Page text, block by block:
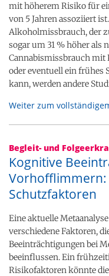
mit höherem Risiko für
von 5 Jahren assoziiert
Alkoholmissbrauch, der
sogar um 31 % höher als
Cannabismissbrauch mit
oder eventuell ein frühes
kann, werden andere
Weiter zum
Begleit- und
Kognitive
Vorhofflimmern:
Schutzfaktoren
Eine aktuelle
verschiedene Faktoren,
Beeinträchtigungen bei
beeinflussen. Ein
Risikofaktoren könnte